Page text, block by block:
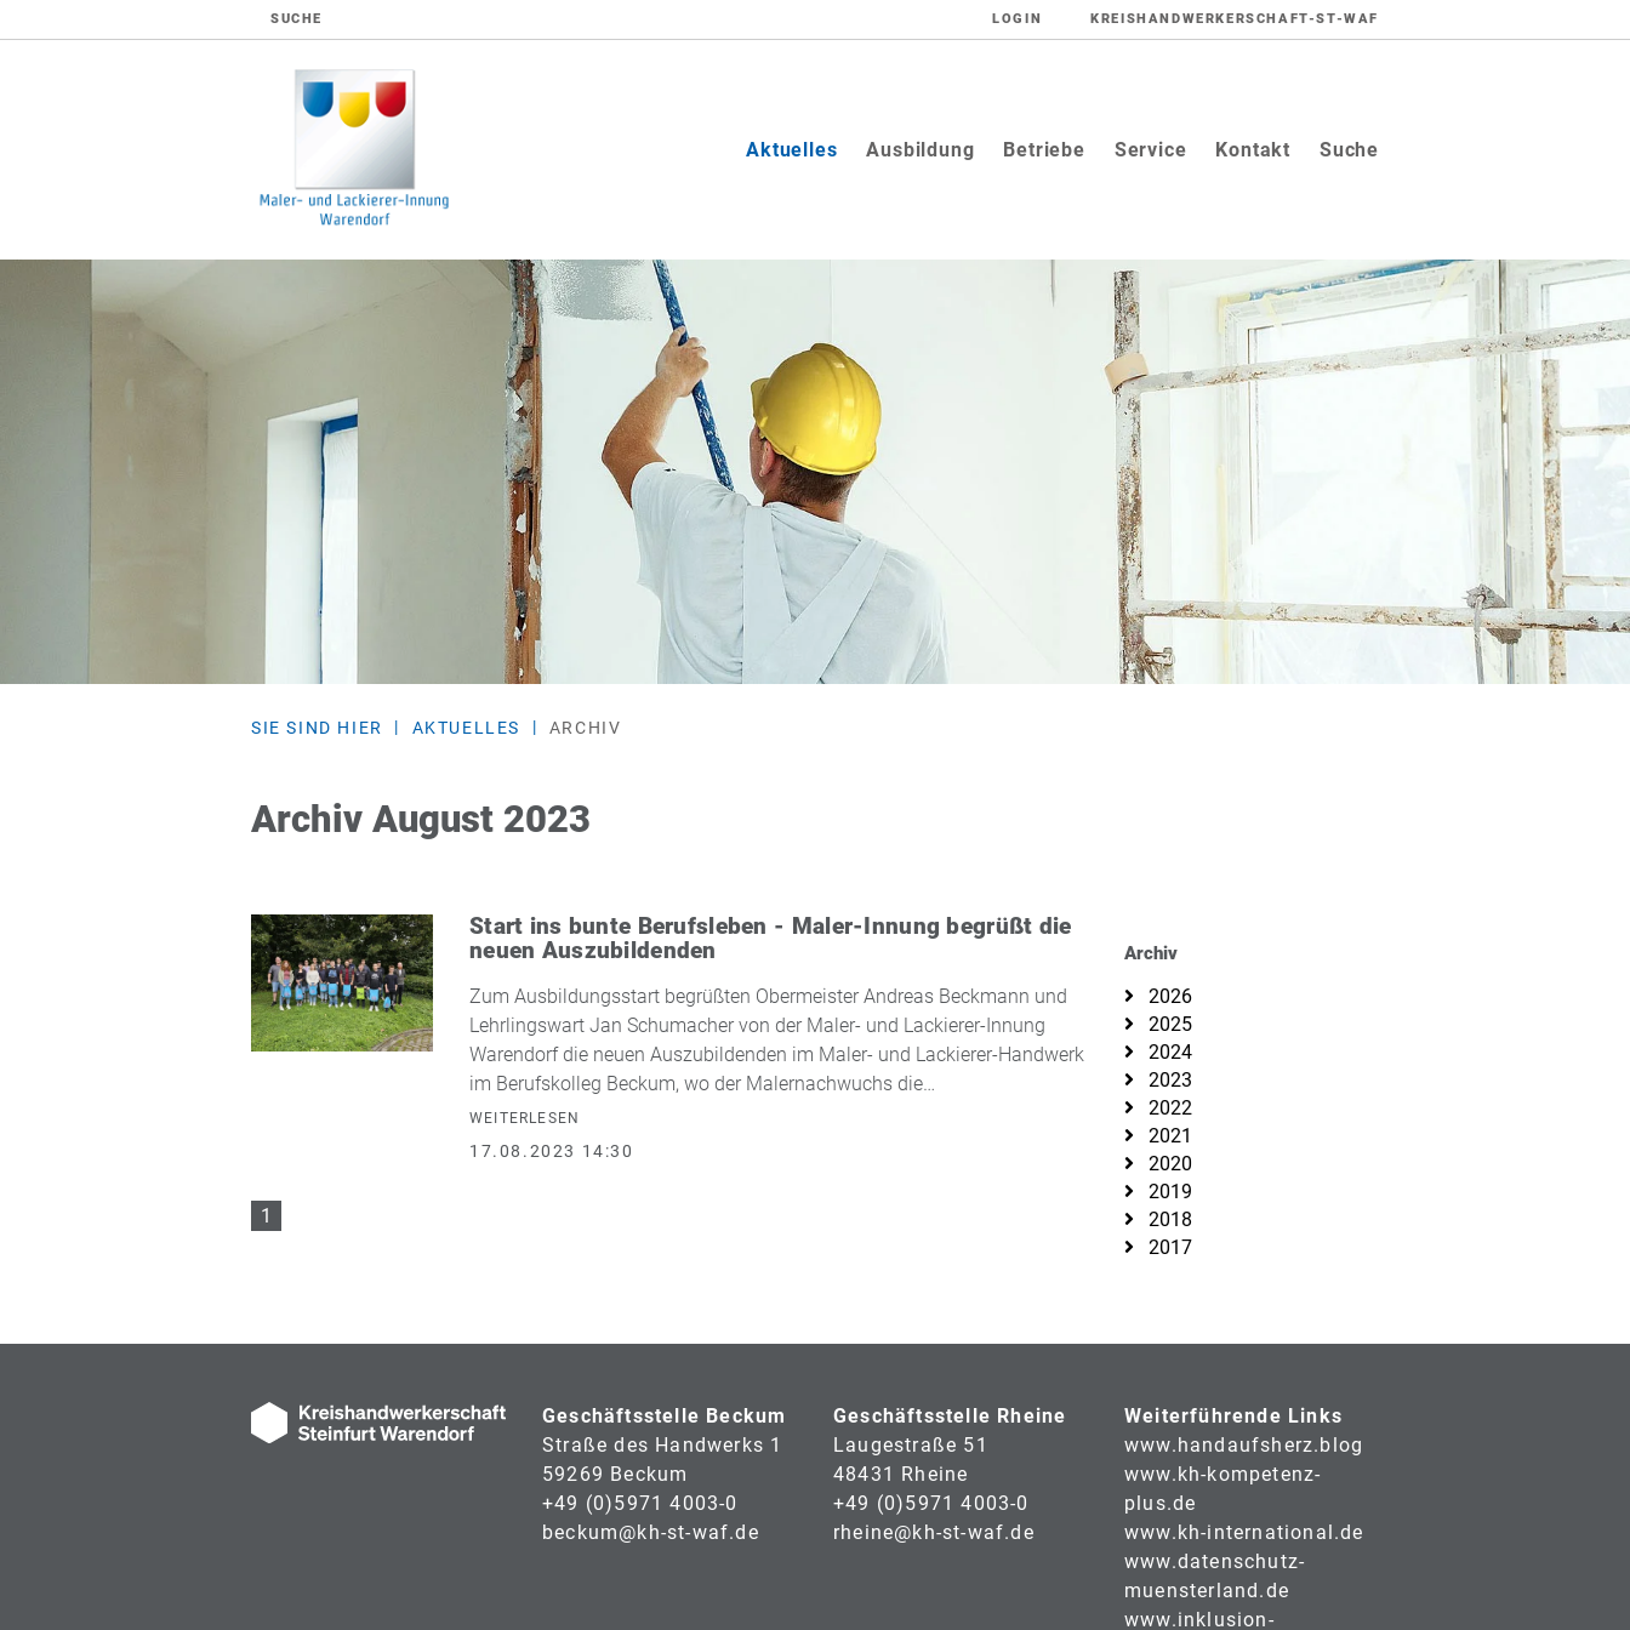
SUCHE LOGIN KREISHANDWERKERSCHAFT-ST-WAF
Aktuelles(current)
Ausbildung Betriebe Service Kontakt Suche
SIE SIND HIER AKTUELLES ARCHIV
Archiv August 2023
Start ins bunte Berufsleben - Maler-Innung begrüßt die
neuen Auszubildenden
Zum Ausbildungsstart begrüßten Obermeister Andreas Beckmann und
Lehrlingswart Jan Schumacher von der Maler- und Lackierer-Innung
Warendorf die neuen Auszubildenden im Maler- und Lackierer-Handwerk
im Berufskolleg Beckum, wo der Malernachwuchs die…
WEITERLESEN
17.08.2023 14:30
1
Archiv
2026
2025
2024
2023
2022
2021
2020
2019
2018
2017
Geschäftsstelle Beckum
Straße des Handwerks 1
59269 Beckum
+49 (0)5971 4003-0
beckum@kh-st-waf.de
Geschäftsstelle Rheine
Laugestraße 51
48431 Rheine
+49 (0)5971 4003-0
rheine@kh-st-waf.de
Weiterführende Links
www.handaufsherz.blog
www.kh-kompetenz-
plus.de
www.kh-international.de
www.datenschutz-
muensterland.de
www.inklusion-